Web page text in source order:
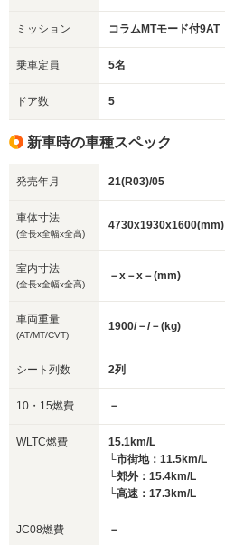
ミッション コラムMTモード付9AT
乗車定員 5名
ドア数 5
新車時の車種スペック
発売年月 21(R03)/05
車体寸法
(全長x全幅x全高)
4730x1930x1600(mm)
室内寸法
(全長x全幅x全高)
－x－x－(mm)
車両重量
(AT/MT/CVT)
1900/－/－(kg)
シート列数 2列
10・15燃費 －
WLTC燃費
15.1km/L
└市街地：11.5km/L
└郊外：15.4km/L
└高速：17.3km/L
JC08燃費 －